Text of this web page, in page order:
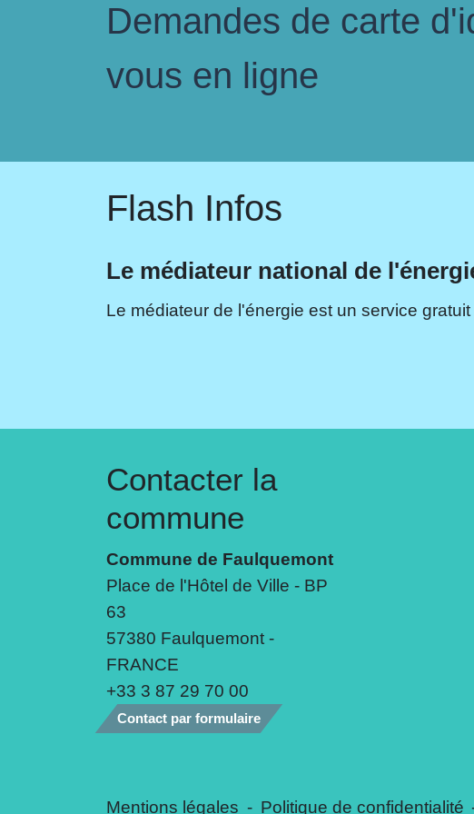
Demandes de carte
vous en ligne
Flash Infos
Le médiateur national de
Le médiateur de l'énergie est un service
Contacter la
commune
Commune de Faulquemont
Place de l'Hôtel de Ville - BP
63
57380 Faulquemont -
FRANCE
+33 3 87 29 70 00
Contact par formulaire
Mentions légales - Politique de confidentialité